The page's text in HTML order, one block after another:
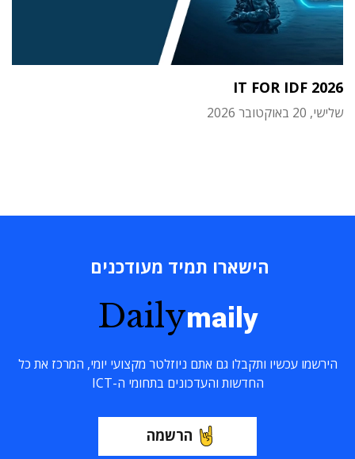
IT FOR IDF 2026
שלישי, 20 באוקטובר 2026
הישארו תמיד מעודכנים
Dailymaily
הירשמו עכשיו ותקבלו גם אתם ניוזלטר מקצועי יומי, המרכז את כל
החדשות והעדכונים בתחומי ה-ICT
הרשמה